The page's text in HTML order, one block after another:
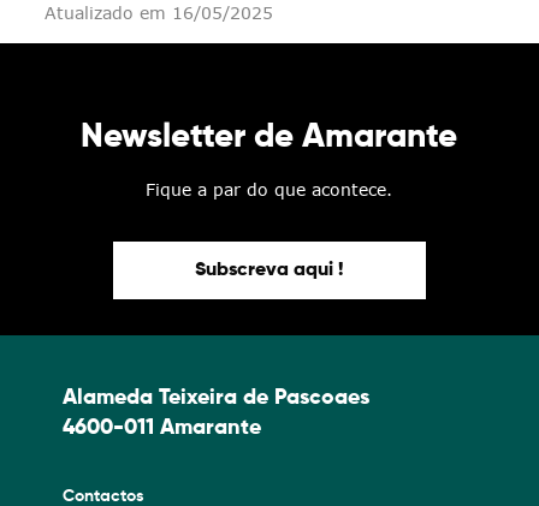
Atualizado em 16/05/2025
Newsletter de Amarante
Fique a par do que acontece.
Subscreva aqui !
Alameda Teixeira de Pascoaes
4600-011 Amarante
Contactos